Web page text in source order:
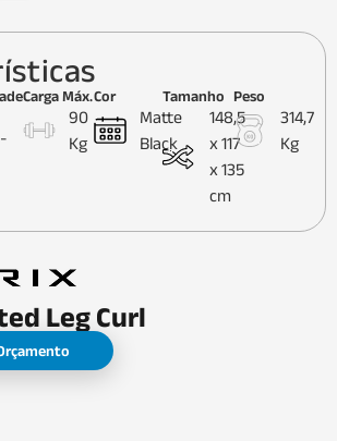
-
Carga Máx.
90
Kg
Cor
Matte
Black
Tamanho
148,5
x 117
x 135
cm
Peso
314,7
Kg
Leg Curl